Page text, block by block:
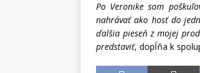
Po Veronike som
nahrávať ako hosť do
ďalšia pieseň z mojej
predstaviť, dopĺňa k